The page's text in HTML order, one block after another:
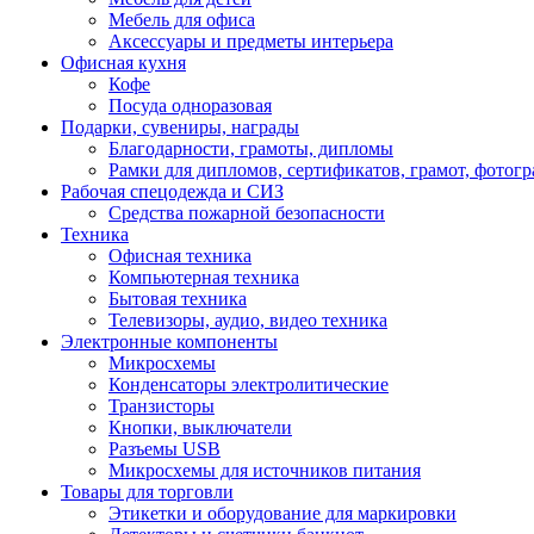
Мебель для офиса
Аксессуары и предметы интерьера
Офисная кухня
Кофе
Посуда одноразовая
Подарки, сувениры, награды
Благодарности, грамоты, дипломы
Рамки для дипломов, сертификатов, грамот,
Рабочая спецодежда и СИЗ
Средства пожарной безопасности
Техника
Офисная техника
Компьютерная техника
Бытовая техника
Телевизоры, аудио, видео техника
Электронные компоненты
Микросхемы
Конденсаторы электролитические
Транзисторы
Кнопки, выключатели
Разъемы USB
Микросхемы для источников питания
Товары для торговли
Этикетки и оборудование для маркировки